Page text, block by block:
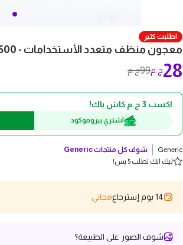
اطلبت كتير
معجون منظف متعدد الأستخدامات - 500 مل
99ج.م 28ج.م
اكسب 3 ج.م كاش باك!
اشتري ببروموكود
Generic شوف كل منتجاتGeneric
ليك انك تطلب 5 بس!
14 يوم إسترجاع مجاني
شوف الصور على الطبيعة؟